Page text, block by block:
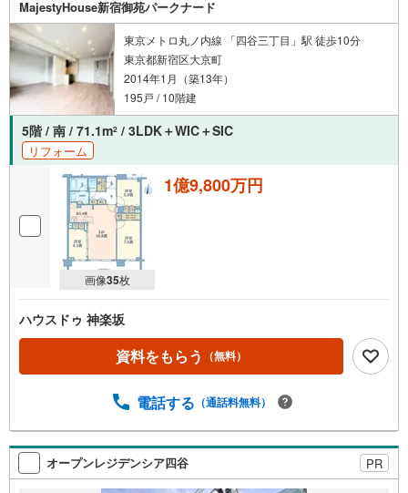
MajestyHouse新宿御苑パークナード
東京メトロ丸ノ内線 「四谷三丁目」駅 徒歩10分
東京都新宿区大京町
2014年1月（築13年）
195戸 / 10階建
5階 / 南 / 71.1m2 / 3LDK＋WIC＋SIC
リフォーム
画像35枚
1億9,800万円
ハウスドゥ 神楽坂
資料をもらう （無料）
電話する （通話料無料）
オープンレジデンシア四谷 PR